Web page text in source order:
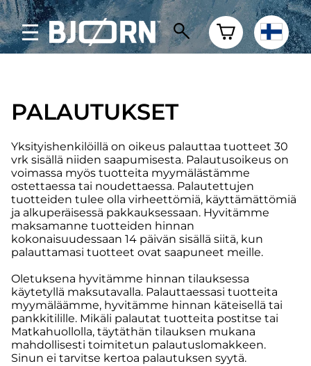
PALAUTUKSET
Yksityishenkilöillä on oikeus palauttaa tuotteet 30
vrk sisällä niiden saapumisesta. Palautusoikeus on
voimassa myös tuotteita myymälästämme
ostettaessa tai noudettaessa. Palautettujen
tuotteiden tulee olla virheettömiä, käyttämättömiä
ja alkuperäisessä pakkauksessaan. Hyvitämme
maksamanne tuotteiden hinnan
kokonaisuudessaan 14 päivän sisällä siitä, kun
palauttamasi tuotteet ovat saapuneet meille.
Oletuksena hyvitämme hinnan tilauksessa
käytetyllä maksutavalla. Palauttaessasi tuotteita
myymäläämme, hyvitämme hinnan käteisellä tai
pankkitilille. Mikäli palautat tuotteita postitse tai
Matkahuollolla, täytäthän tilauksen mukana
mahdollisesti toimitetun palautuslomakkeen.
Sinun ei tarvitse kertoa palautuksen syytä.